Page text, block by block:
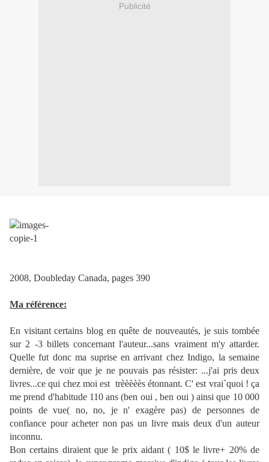
Publicité
2008, Doubleday Canada, pages 390
Ma référence:
En visitant certains blog en quête de nouveautés, je suis tombée
sur 2 -3 billets concernant l'auteur...sans vraiment m'y attarder.
Quelle fut donc ma suprise en arrivant chez Indigo, la semaine
dernière, de voir que je ne pouvais pas résister: ...j'ai pris deux
livres...ce qui chez moi est trèèèèès étonnant. C' est vrai`quoi ! ça
me prend d'habitude 110 ans (ben oui , ben oui ) ainsi que 10 000
points de vue( no, no, je n' exagère pas) de personnes de
confiance pour acheter non pas un livre mais deux d'un auteur
inconnu.
Bon certains diraient que le prix aidant ( 10$ le livre+ 20% de